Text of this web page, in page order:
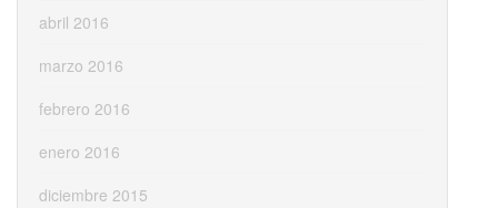
abril 2016
marzo 2016
febrero 2016
enero 2016
diciembre 2015